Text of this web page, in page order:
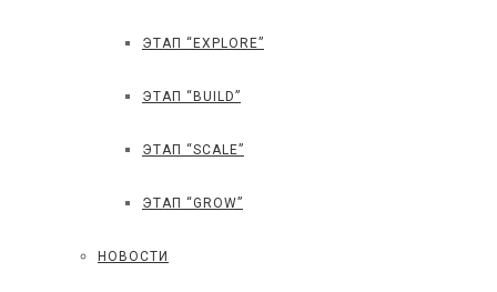
ЭТАП “EXPLORE”
ЭТАП “BUILD”
ЭТАП “SCALE”
ЭТАП “GROW”
НОВОСТИ